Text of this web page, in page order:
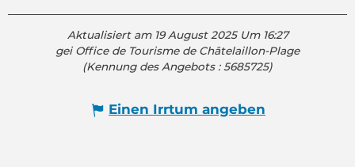
Aktualisiert am 19 August 2025 Um 16:27
gei Office de Tourisme de Châtelaillon-Plage
(Kennung des Angebots :5685725)
Einen Irrtum angeben